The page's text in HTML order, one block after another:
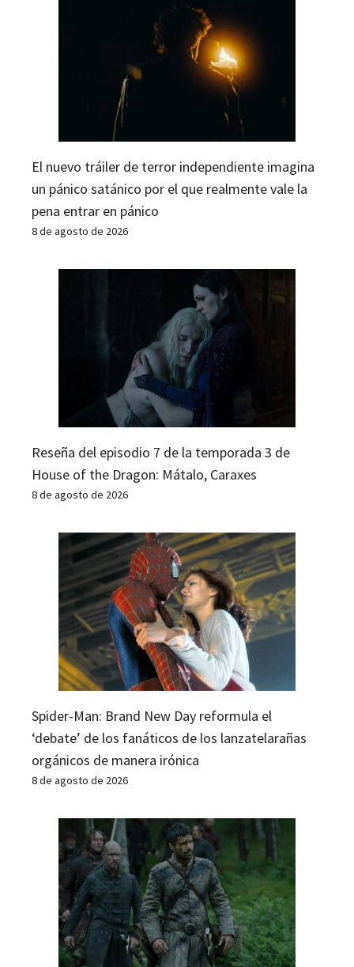
El nuevo tráiler de terror independiente imagina
un pánico satánico por el que realmente vale la
pena entrar en pánico
8 de agosto de 2026
Reseña del episodio 7 de la temporada 3 de
House of the Dragon: Mátalo, Caraxes
8 de agosto de 2026
Spider-Man: Brand New Day reformula el
‘debate’ de los fanáticos de los lanzatelarañas
orgánicos de manera irónica
8 de agosto de 2026